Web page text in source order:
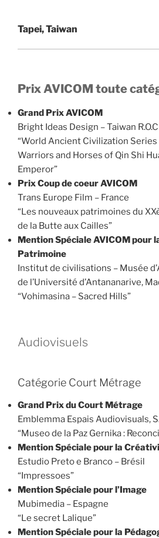
Tapei, Taiwan
Prix AVICOM toute
Grand Prix AVICOM
Bright Ideas Design – Taiwan R.O.C
“World Ancient Civilization Series
Warriors and Horses of Qin Shi
Emperor”
Prix Coup de coeur AVICOM
Trans Europe Film – France
“Les nouveaux patrimoines du
de la Butte aux Cailles”
Mention Spéciale AVICOM pour
Patrimoine
Institut de civilisations – Musée
de l’Université d’Antananarive,
“Vohimasina – Sacred Hills”
Audiovisuels
Catégorie Court Métrage
Grand Prix du Court Métrage
Emblemma Espais Audiovisuals,
“Museo de la Paz Gernika :
Mention Spéciale pour la
Estudio Preto e Branco – Brésil
“Impressoes”
Mention Spéciale pour l’Image
Mubimedia – Espagne
“Le secret Lalique”
Mention Spéciale pour la